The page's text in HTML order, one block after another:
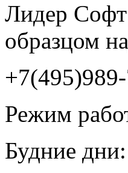
Лидер Софт
образцом
Режим
Будние